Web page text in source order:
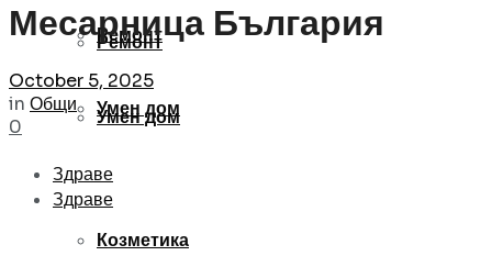
Ремонт
Умен дом
Здраве
Ремонт
Умен дом
Здраве
Козметика
Месарница България
October 5, 2025
in Общи
0